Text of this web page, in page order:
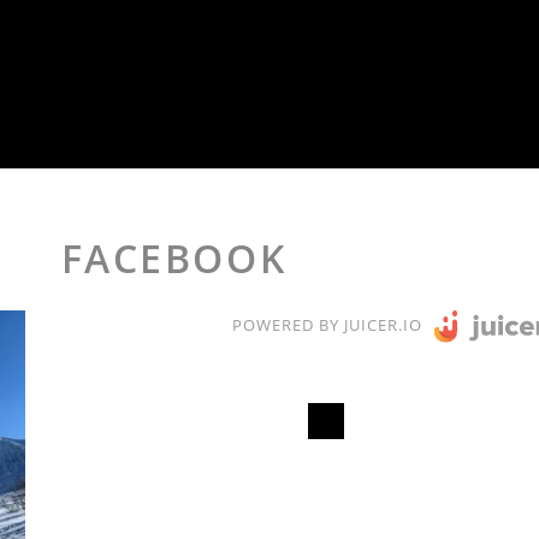
FACEBOOK
POWERED BY JUICER.IO